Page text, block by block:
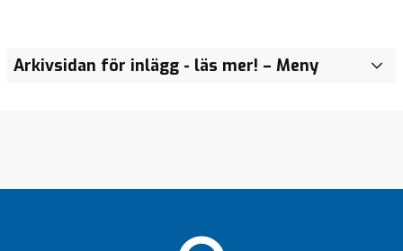
Arkivsidan för inlägg - läs mer! – Meny